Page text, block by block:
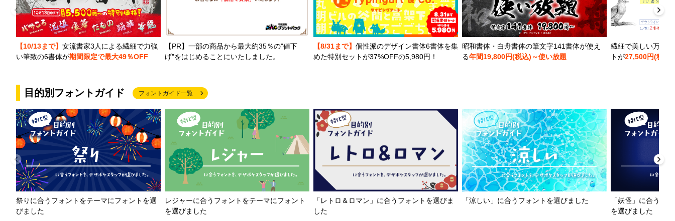
【10/13まで】 女流書家3人による繊細で力強
い筆致の6書体が期間限定で最大49％OFF
【PR】一部の商品から最大約35％の"値下
げ"をはじめることにいたしました。
【8/31まで】 個性派のデザイン書体6書体を集
めた特別セットが37%OFFの5,980円！
昭和書体・白舟書体の筆文字141書体が使え
る年間19,800円(税込)～使い放題
繊細で美しい万年
トが27,500円(税込)
目的別フォントガイド フォントガイド一覧
祭りに合うフォントをテーマにフォントを選
びました
レジャーに合うフォントをテーマにフォント
を選びました
「レトロ＆ロマン」に合うフォントを選びま
した
「涼しい」に合うフォントを選びました
「妖怪」に合うフ
を選びました